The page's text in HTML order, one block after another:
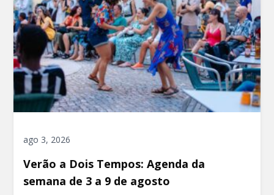
ago 3, 2026
Verão a Dois Tempos: Agenda da
semana de 3 a 9 de agosto